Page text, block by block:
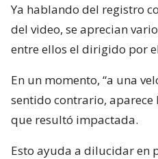
Ya hablando del registro
del video, se aprecian
entre ellos el dirigido por
En un momento, “a una
sentido contrario,
que resultó impactada.
Esto ayuda a dilucidar en